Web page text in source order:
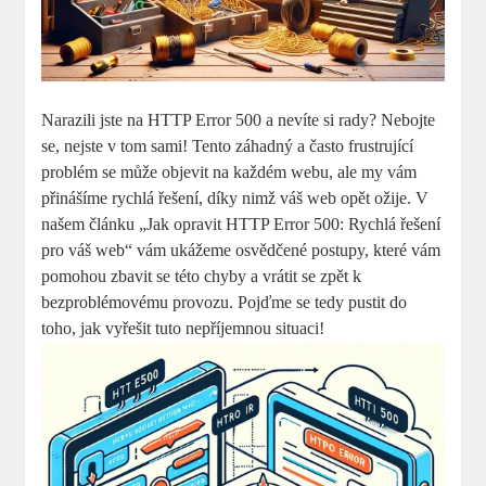
Narazili jste na HTTP Error 500 a nevíte si rady? Nebojte
se, nejste v tom sami! Tento záhadný a často frustrující
problém se může objevit na každém webu, ale my vám
přinášíme rychlá řešení, díky nimž váš web opět ožije. V
našem článku „Jak opravit HTTP Error 500: Rychlá řešení
pro váš web“ vám ukážeme osvědčené postupy, které vám
pomohou zbavit se této chyby a vrátit se zpět k
bezproblémovému provozu. Pojďme se tedy pustit do
toho, jak vyřešit tuto nepříjemnou situaci!